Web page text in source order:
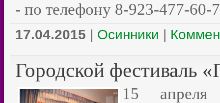
- по телефону 8-923-477-60-
17.04.2015 | Осинники |
Городской фестиваль
15 апреля